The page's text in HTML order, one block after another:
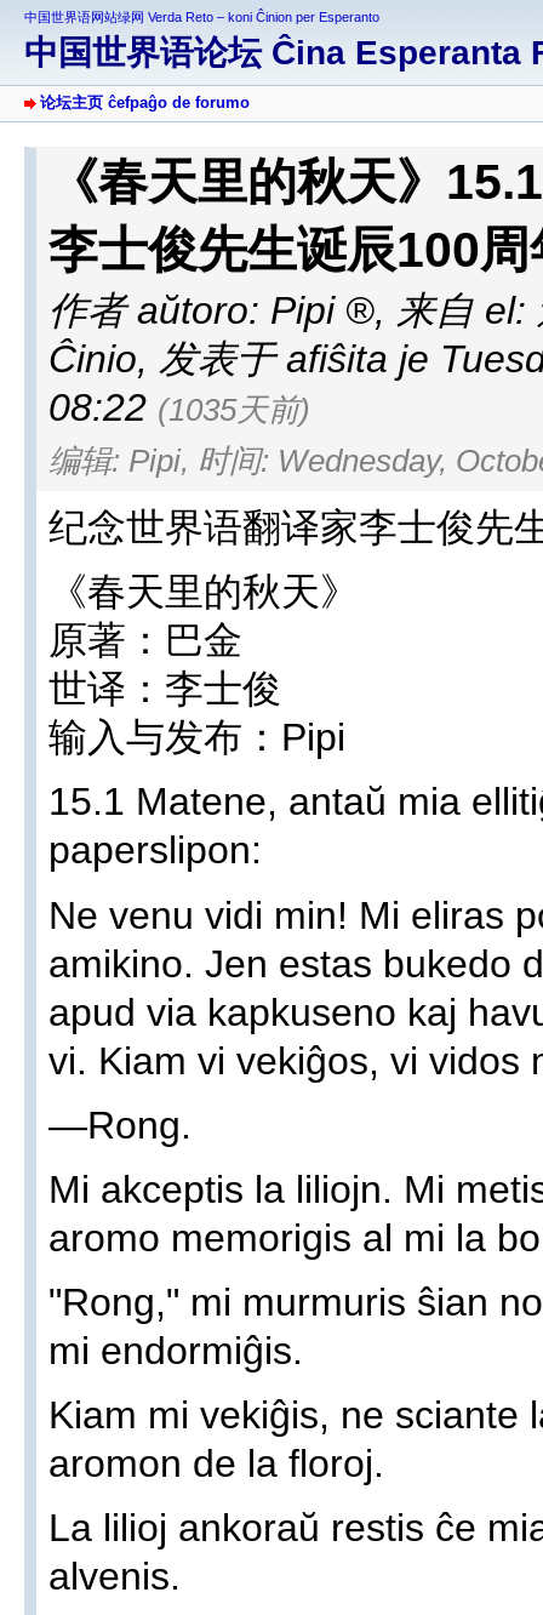
中国世界语网站绿网 Verda Reto – koni Ĉinion per Esperanto
中国世界语论坛 Ĉina Esperanta
论坛主页 ĉefpaĝo de forumo
《春天里的秋天》
李士俊先生诞辰100周
作者 aŭtoro: Pipi , 来自 el:
Ĉinio, 发表于 afiŝita je
08:22 (1035天前)
编辑: Pipi, 时间: Wednesday,
纪念世界语翻译家李士俊先
《春天里的秋天》
原著：巴金
世译：李士俊
输入与发布：Pipi
15.1 Matene, antaŭ mia
paperslipon:
Ne venu vidi min! Mi eliras
amikino. Jen estas bukedo
apud via kapkuseno kaj
vi. Kiam vi vekiĝos, vi vidos
—Rong.
Mi akceptis la liliojn. Mi
aromo memorigis al mi la
"Rong," mi murmuris ŝian
mi endormiĝis.
Kiam mi vekiĝis, ne sciante
aromon de la floroj.
La lilioj ankoraŭ restis ĉe
alvenis.